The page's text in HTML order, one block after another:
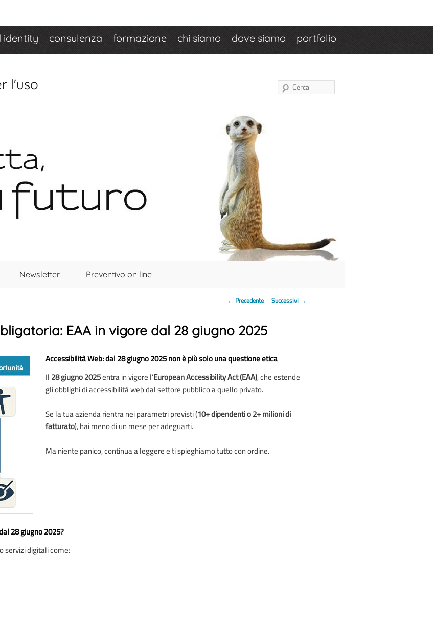
identity consulenza formazione chi siamo dove siamo portfolio
l'uso
Newsletter Preventivo on line
Navigazione articolo
← Precedente Successivi →
EAA in vigore dal 28 giugno 2025
Accessibilità Web: dal 28 giugno 2025 non è più solo una questione etica
Il28 giugno 2025entra in vigore l’European Accessibility Act (EAA), che estende
gli obblighi di accessibilità web dal settore pubblico a quello privato.
Se la tua azienda rientra nei parametri previsti (10+ dipendenti o 2+ milioni di
fatturato), hai meno di un mese per adeguarti.
Ma niente panico, continua a leggere e ti spieghiamo tutto con ordine.
28 giugno 2025?
servizi digitali come: